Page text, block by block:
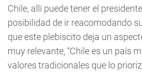
Chile, allí puede tener el
posibilidad de ir reacomodando
que este plebiscito deja un
muy relevante, “Chile es un país
valores tradicionales que lo